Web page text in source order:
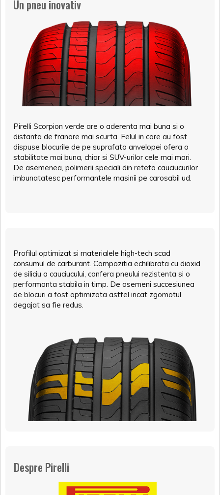
Un pneu inovativ
Pirelli Scorpion verde are o aderenta mai buna si o
distanta de franare mai scurta. Felul in care au fost
dispuse blocurile de pe suprafata anvelopei ofera o
stabilitate mai buna, chiar si SUV-urilor cele mai mari.
De asemenea, polimerii speciali din reteta cauciucurilor
imbunatatesc performantele masinii pe carosabil ud.
Profilul optimizat si materialele high-tech scad
consumul de carburant. Compozitia echilibrata cu dioxid
de siliciu a cauciucului, confera pneului rezistenta si o
performanta stabila in timp. De asemeni succesiunea
de blocuri a fost optimizata astfel incat zgomotul
degajat sa fie redus.
Despre Pirelli